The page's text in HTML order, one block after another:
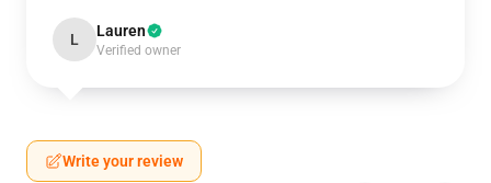
L Lauren
Verified owner
Write your review